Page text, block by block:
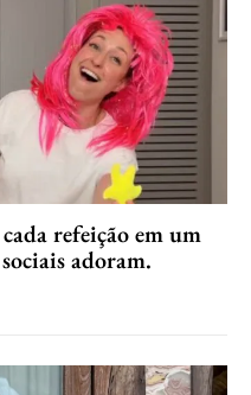
refeição em um
adoram.